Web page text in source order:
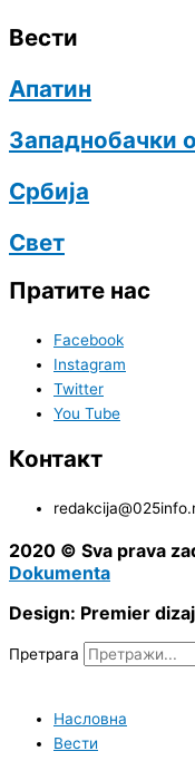
Вести
Апатин
Западнобачки
Србија
Свет
Пратите нас
Facebook
Instagram
Twitter
You Tube
Контакт
2020 © Sva prava
Dokumenta
Design: Premier
Претрага
Насловна
Вести